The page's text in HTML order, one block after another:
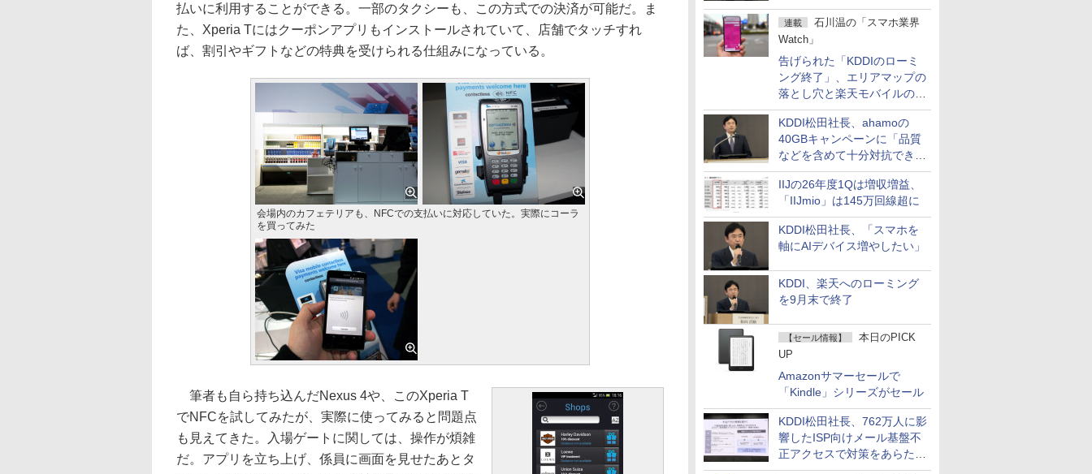
連載
石川温の「スマホ業界
Watch」
告げられた「KDDIのローミ
ング終了」、エリアマップの
落とし穴と楽天モバイルの課
題
KDDI松田社長、ahamoの
40GBキャンペーンに「品質
などを含めて十分対抗でき
る」
IIJの26年度1Qは増収増益、
「IIJmio」は145万回線超に
KDDI松田社長、「スマホを
軸にAIデバイス増やしたい」
KDDI、楽天へのローミング
を9月末で終了
【セール情報】
本日のPICK
UP
Amazonサマーセールで
「Kindle」シリーズがセール
KDDI松田社長、762万人に影
響したISP向けメール基盤不
正アクセスで対策をあらため
て説明
払いに利用することができる。一部のタクシーも、この方式での決済が可能だ。ま
た、Xperia Tにはクーポンアプリもインストールされていて、店舗でタッチすれ
ば、割引やギフトなどの特典を受けられる仕組みになっている。
会場内のカフェテリアも、NFCでの支払いに対応していた。実際にコーラ
を買ってみた
筆者も自ら持ち込んだNexus 4や、このXperia T
でNFCを試してみたが、実際に使ってみると問題点
も見えてきた。入場ゲートに関しては、操作が煩雑
だ。アプリを立ち上げ、係員に画面を見せたあとタ